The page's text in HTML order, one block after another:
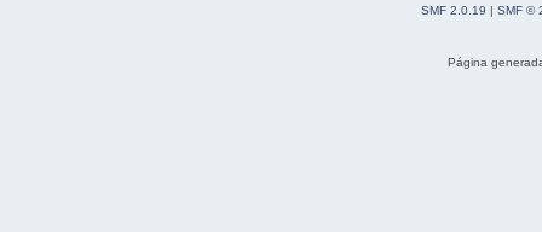
SMF 2.0.19 | SMF ©
Página